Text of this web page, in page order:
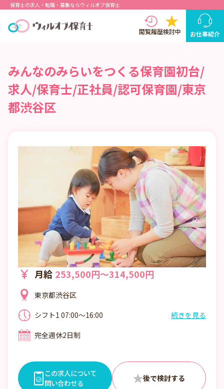
保育士の求人・転職・募集ならウィルオブ保育士
閲覧履歴検討中 お仕事紹介
みんなのみらいをつくる保育園初台/
求人/保育士/正社員/認可保育園/東京
都渋谷区
月給 253,500円～314,500円
東京都渋谷区
シフト1 07:00～16:00
シフト3 09:00～18:00
問い合わせください。
続きを見る
完全週休2日制
この求人について
問い合わせる